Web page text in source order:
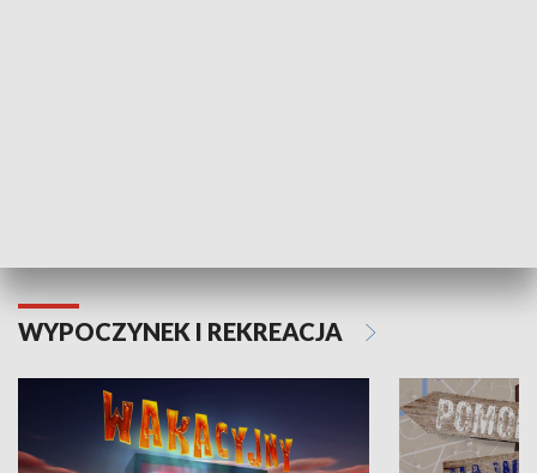
WYPOCZYNEK I REKREACJA